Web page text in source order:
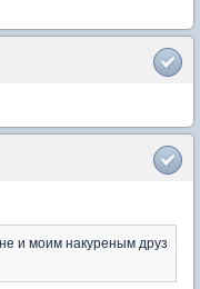
и моим накуреным друз